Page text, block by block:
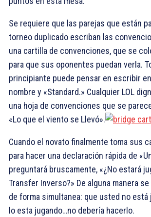
Se requiere que las parejas que están
torneo duplicado escriban las
una cartilla de convenciones, que se
para que sus oponentes puedan verla.
principiante puede pensar en escribir
nombre y «Standard.» Cualquier LOL
una hoja de convenciones que se
«Lo que el viento se Llevó».
Cuando el novato finalmente toma sus
para hacer una declaración rápida de
preguntará bruscamente, «¿No estará
Transfer Inverso?» De alguna manera
de forma simultanea: que usted no está
lo esta jugando…no debería hacerlo.